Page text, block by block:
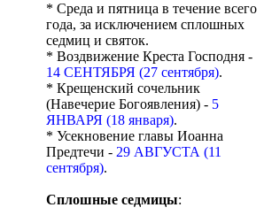
* Среда и пятница в течение всего
года, за исключением сплошных
седмиц и святок.
* Воздвижение Креста Господня -
14 СЕНТЯБРЯ (27 сентября).
* Крещенский сочельник
(Навечерие Богоявления) - 5
ЯНВАРЯ (18 января).
* Усекновение главы Иоанна
Предтечи - 29 АВГУСТА (11
сентября).
Сплошные седмицы: